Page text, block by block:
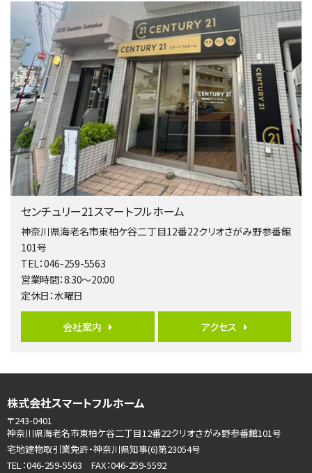
4ＬＤＫ
淵野辺駅
歩17分
南側道路に面しており日当たり良好。 キッチンから…
第4位
5,480万円
4ＬＤＫ
相模大野駅
バ9分・歩4分
２０１５年６月築、積水ハウス施工住宅です。 南東…
第5位
3,680万円
バ19分・ 歩8分
開放感があり日当たり良好な南西・北西角地区画。 …
第6位
4ＬＤＫ
古淵駅
さがみ野駅
歩17分
ご家族が集まるLDKは１７．５帖とゆとりある広さ…
センチュリー21スマートフルホーム
神奈川県海老名市東柏ケ谷二丁目12番22クリオさがみ野参番館
101号
TEL：046-259-5563
営業時間：8:30～20:00
定休日：水曜日
会社案内 アクセス
株式会社スマートフルホーム
〒243-0401
神奈川県海老名市東柏ケ谷二丁目12番22クリオさがみ野参番館101号
宅地建物取引業免許・神奈川県知事(6)第23054号
TEL：046-259-5563 FAX：046-259-5592